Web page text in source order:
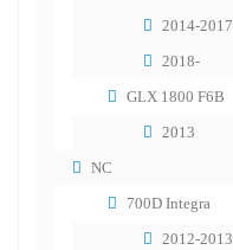
2014-2017
2018-
GLX 1800 F6B
2013
NC
700D Integra
2012-2013